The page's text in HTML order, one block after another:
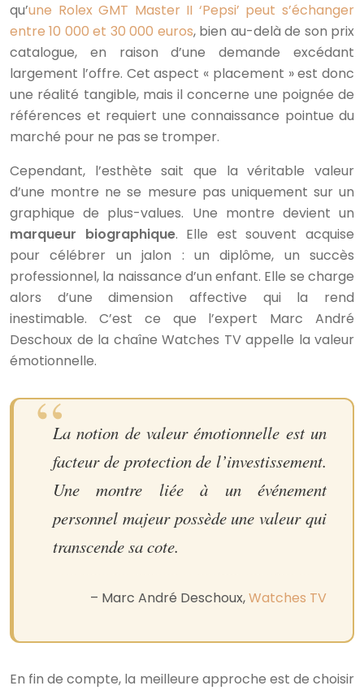
qu’une Rolex GMT Master II ‘Pepsi’ peut s’échanger
entre 10 000 et 30 000 euros, bien au-delà de son prix
catalogue, en raison d’une demande excédant
largement l’offre. Cet aspect « placement » est donc
une réalité tangible, mais il concerne une poignée de
références et requiert une connaissance pointue du
marché pour ne pas se tromper.
Cependant, l’esthète sait que la véritable valeur
d’une montre ne se mesure pas uniquement sur un
graphique de plus-values. Une montre devient un
marqueur biographique. Elle est souvent acquise
pour célébrer un jalon : un diplôme, un succès
professionnel, la naissance d’un enfant. Elle se charge
alors d’une dimension affective qui la rend
inestimable. C’est ce que l’expert Marc André
Deschoux de la chaîne Watches TV appelle la valeur
émotionnelle.
La notion de valeur émotionnelle est un
facteur de protection de l’investissement.
Une montre liée à un événement
personnel majeur possède une valeur qui
transcende sa cote.
– Marc André Deschoux,Watches TV
En fin de compte, la meilleure approche est de choisir